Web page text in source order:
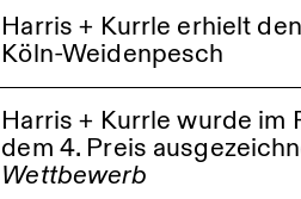
Sporthalle und Mensa Bochum
Harris + Kurrle erhielt
Köln-Weidenpesch
Harris + Kurrle wurde
dem 4. Preis
Wettbewerb